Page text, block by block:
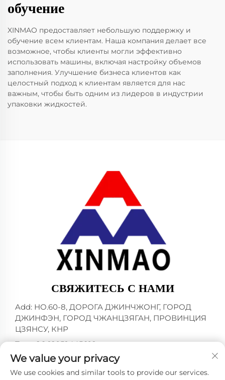
обучение
XINMAO предоставляет небольшую поддержку и
обучение всем клиентам. Наша компания делает все
возможное, чтобы клиенты могли эффективно
использовать машины, включая настройку объемов
заполнения. Улучшение бизнеса клиентов как
целостный подход к клиентам является для нас
важным, чтобы быть одним из лидеров в индустрии
упаковки жидкостей.
СВЯЖИТЕСЬ С НАМИ
Add: НО.60-8, ДОРОГА ДЖИНЧЖОНГ, ГОРОД
ДЖИНФЭН, ГОРОД ЧЖАНЦЗЯГАН, ПРОВИНЦИЯ
ЦЗЯНСУ, КНР
Тел.:+86-18952445692
E-mail: [email protected]
We value your privacy
We use cookies and similar tools to provide our services.